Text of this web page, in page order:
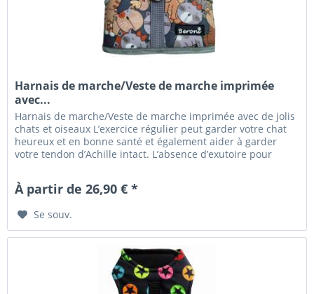
Harnais de marche/Veste de marche imprimée
avec...
Harnais de marche/Veste de marche imprimée avec de jolis
chats et oiseaux L’exercice régulier peut garder votre chat
heureux et en bonne santé et également aider à garder
votre tendon d’Achille intact. L’absence d’exutoire pour
À partir de 26,90 € *
Se souv.